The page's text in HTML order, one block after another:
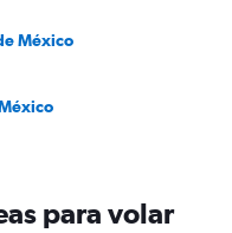
México
para volar